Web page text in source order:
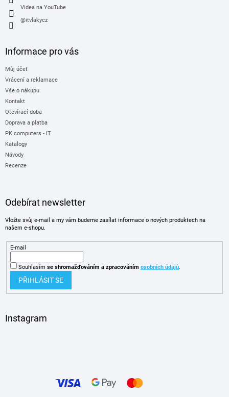
Videa na YouTube
@itvlakycz
Informace pro vás
Můj účet
Vrácení a reklamace
Vše o nákupu
Kontakt
Otevírací doba
Doprava a platba
PK computers - IT
Katalogy
Návody
Recenze
Odebírat newsletter
Vložte svůj e-mail a my vám budeme zasílat informace o nových produktech na
našem e-shopu.
E-mail
Souhlasím se shromažďováním a zpracováním osobních údajů.
PŘIHLÁSIT SE
Instagram